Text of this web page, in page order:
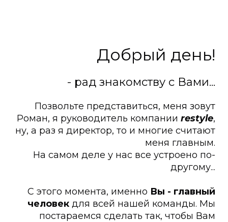
Добрый день!
- рад знакомству с Вами...
Позвольте представиться, меня зовут
Роман, я руководитель компании restyle,
ну, а раз я директор, то и многие считают
меня главным.
На самом деле у нас все устроено по-
другому...
С этого момента, именно Вы - главный
человек для всей нашей команды. Мы
постараемся сделать так, чтобы Вам